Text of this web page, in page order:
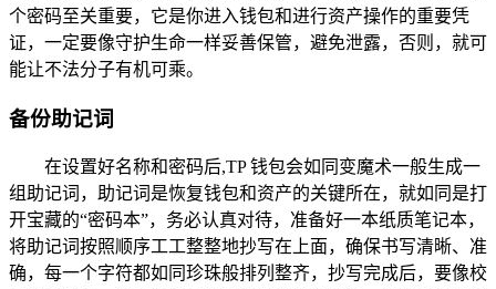
个密码至关重要，它是你进入钱包和进行资产操作的重要凭
证，一定要像守护生命一样妥善保管，避免泄露，否则，就可
能让不法分子有机可乘。
备份助记词
在设置好名称和密码后,TP 钱包会如同变魔术一般生成一
组助记词，助记词是恢复钱包和资产的关键所在，就如同是打
开宝藏的“密码本”，务必认真对待，准备好一本纸质笔记本，
将助记词按照顺序工工整整地抄写在上面，确保书写清晰、准
确，每一个字符都如同珍珠般排列整齐，抄写完成后，要像校